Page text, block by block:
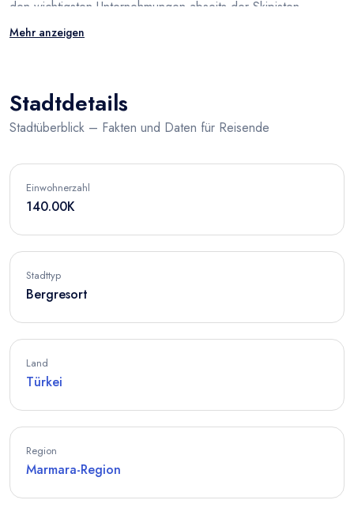
den wichtigsten Unternehmungen abseits der Skipisten
zählen.
Mehr anzeigen
Stadtdetails
Stadtüberblick – Fakten und Daten für Reisende
Einwohnerzahl
140.00K
Stadttyp
Bergresort
Land
Türkei
Region
Marmara-Region